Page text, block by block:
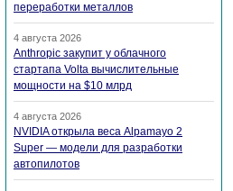
переработки металлов
4 августа 2026
Anthropic закупит у облачного
стартапа Volta вычислительные
мощности на $10 млрд
4 августа 2026
NVIDIA открыла веса Alpamayo 2
Super — модели для разработки
автопилотов